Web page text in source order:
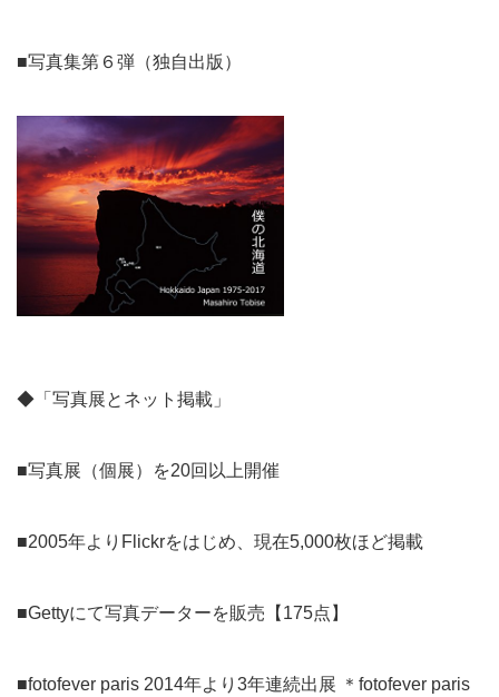
■写真集第６弾（独自出版）
◆「写真展とネット掲載」
■写真展（個展）を20回以上開催
■2005年よりFlickrをはじめ、現在5,000枚ほど掲載
■Gettyにて写真データーを販売【175点】
■fotofever paris 2014年より3年連続出展 ＊fotofever paris